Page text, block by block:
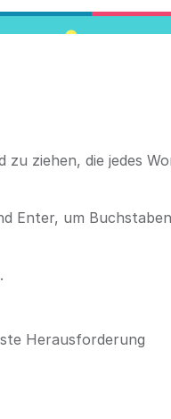
zu ziehen, die jedes
Enter, um Buchstaben
Herausforderung